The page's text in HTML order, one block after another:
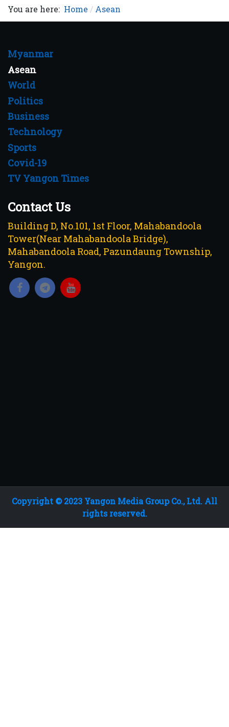
You are here: Home Asean
Myanmar
Asean
World
Politics
Business
Technology
Sports
Covid-19
TV Yangon Times
Contact Us
Building D, No.101, 1st Floor, Mahabandoola
Tower(Near Mahabandoola Bridge),
Mahabandoola Road, Pazundaung Township,
Yangon.
Copyright © 2023 Yangon Media Group Co., Ltd. All
rights reserved.